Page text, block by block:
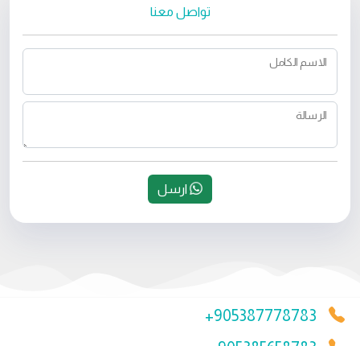
تواصل معنا
الاسم الكامل
الرسالة
ارسل
+905387778783